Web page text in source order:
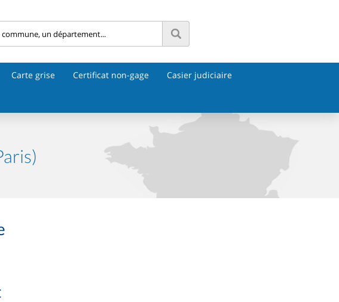
Carte grise Certificat non-gage Casier judiciaire